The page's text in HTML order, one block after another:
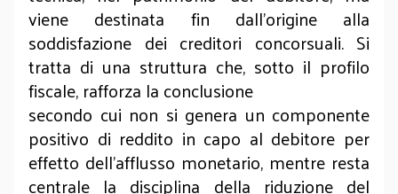
viene destinata fin dall’origine alla
soddisfazione dei creditori concorsuali. Si
tratta di una struttura che, sotto il profilo
fiscale, rafforza la conclusione
secondo cui non si genera un componente
positivo di reddito in capo al debitore per
effetto dell’afflusso monetario, mentre resta
centrale la disciplina della riduzione del